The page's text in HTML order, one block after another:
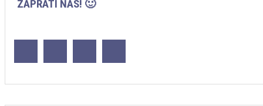
ZAPRATI NAS! 🙂